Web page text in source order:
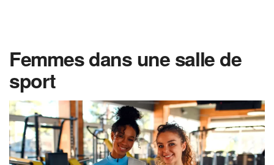
Femmes dans une salle de
sport